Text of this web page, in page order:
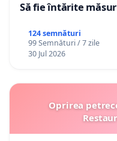
Să fie întărite
124 semnături
99 Semnături / 7 zile
30 Jul 2026
Oprirea